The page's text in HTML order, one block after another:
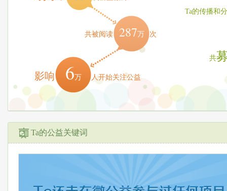
共被阅读 287万 次
影响 6万 人开始关注公益
Ta的传播和
共
Ta的公益关键词